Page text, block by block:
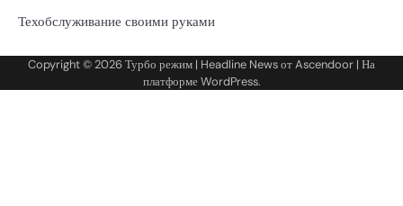
Техобслуживание своими руками
Copyright © 2026Турбо режим | Headline News отAscendoor | На
платформеWordPress.